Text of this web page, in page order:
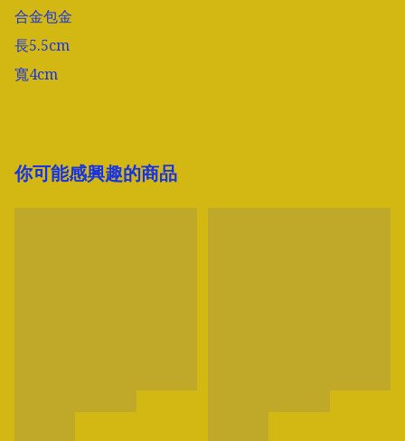
合金包金
長5.5cm
寬4cm
你可能感興趣的商品